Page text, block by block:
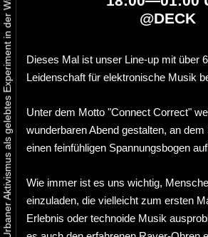
@DECK
Dieses Mal ist unser Line-up mit über
Leidenschaft für elektronische Musik
Unter dem Motto "Connect Correct"
wunderbaren Abend gestalten, an
einen feinfühligen Spannungsbogen
Wie immer ist es uns wichtig,
einzuladen, die vielleicht zum ersten
Erlebnis oder technoide Musik